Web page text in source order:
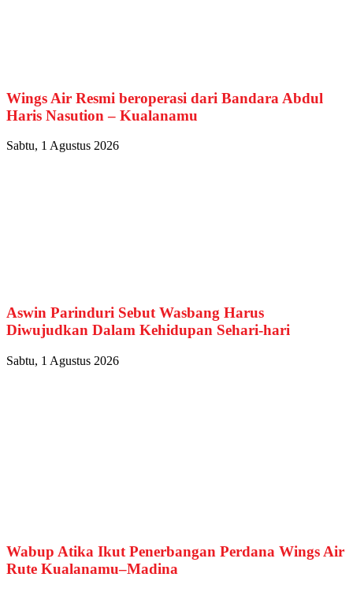
Wings Air Resmi beroperasi dari Bandara Abdul
Haris Nasution – Kualanamu
Sabtu, 1 Agustus 2026
Aswin Parinduri Sebut Wasbang Harus
Diwujudkan Dalam Kehidupan Sehari-hari
Sabtu, 1 Agustus 2026
Wabup Atika Ikut Penerbangan Perdana Wings Air
Rute Kualanamu–Madina